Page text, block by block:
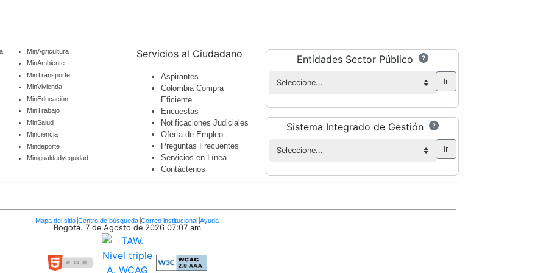
MinAgricultura
MinAmbiente
MinTransporte
MinVivienda
MinEducación
MinTrabajo
MinSalud
Minciencia
Mindeporte
Minigualdadyequidad
Servicios al Ciudadano
Aspirantes
Colombia Compra
Eficiente
Encuestas
Notificaciones Judiciales
Oferta de Empleo
Preguntas Frecuentes
Servicios en Línea
Contáctenos
Entidades Sector Público
Sistema Integrado de Gestión
Mapa del sitio Centro de búsqueda Correo institucional Ayuda
Bogotá. 7 de Agosto de 2026 07:07 am